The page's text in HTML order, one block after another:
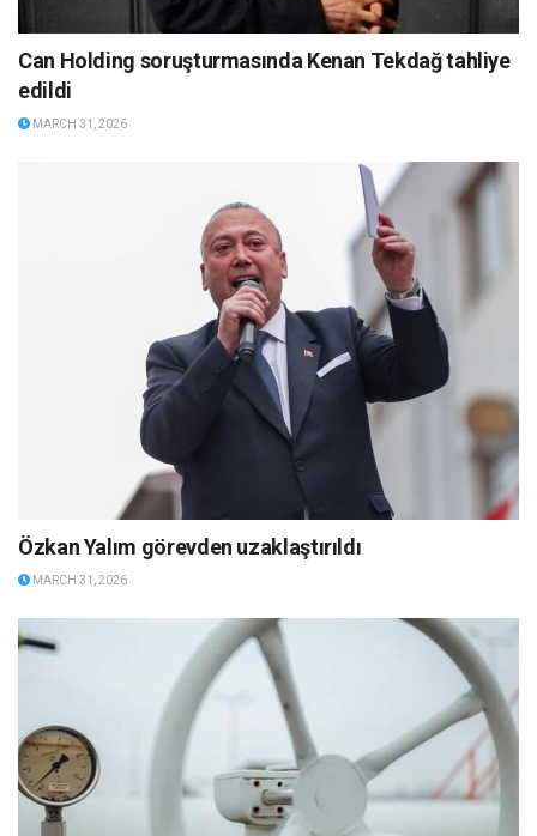
Can Holding soruşturmasında Kenan Tekdağ tahliye
edildi
MARCH 31, 2026
Özkan Yalım görevden uzaklaştırıldı
MARCH 31, 2026